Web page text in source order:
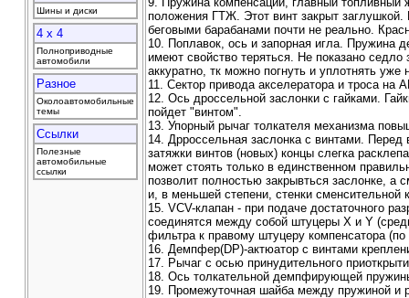
положения ГТЖ. Этот винт закрыт заглушкой.
беговыми барабанами почти не реально.
10. Поплавок, ось и запорная игла. Пружина
имеют свойство теряться. Не показано
аккуратно, тк можно погнуть и уплотнять уже
11. Сектор привода акселератора и троса на
12. Ось дроссельной заслонки с гайками.
пойдет "винтом".
13. Упорный рычаг толкателя механизма
14. Дрроссельная заслонка с винтами.
затяжки винтов (новых) концы слегка
может стоять только в единственном
позволит полностью закрывться заслонке, а
и, в меньшей степени, стенки сменсительной
15. VCV-клапан - при подаче достаточного
соединятся между собой штуцеры X и Y
фильтра к правому штуцеру компенсатора
16. Демпфер(DP)-актюатор с винтами
17. Рычаг с осью принудительного
18. Ось толкательной демпфирующей
19. Промежуточная шайба между пружиной и
Шины и диски
4 x 4
Полноприводные
автомобили
Разное
Околоавтомобильные
темы
Ссылки
Полезные
автомобильные
ссылки